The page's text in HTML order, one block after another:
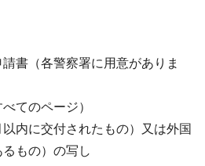
書（各警察署に用意がありま
てのページ）
内に交付されたもの）又は外国
もの）の写し